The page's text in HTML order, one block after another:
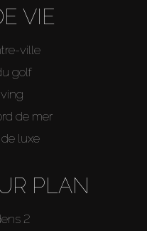
VIE
ville
golf
de mer
luxe
PLAN
2